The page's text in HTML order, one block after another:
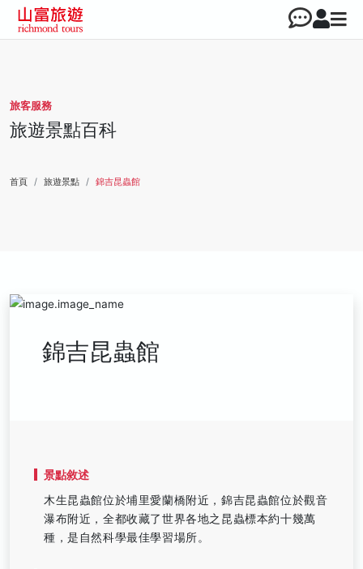
旅客服務
旅遊景點百科
首頁 旅遊景點 錦吉昆蟲館
錦吉昆蟲館
景點敘述
木生昆蟲館位於埔里愛蘭橋附近，錦吉昆蟲館位於觀音
瀑布附近，全都收藏了世界各地之昆蟲標本約十幾萬
種，是自然科學最佳學習場所。